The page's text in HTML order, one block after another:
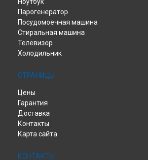
Парогенератор
Посудомоечная машина
Стиральная машина
Телевизор
Холодильник
СТРАНИЦЫ
Цены
Гарантия
Доставка
Контакты
Карта сайта
КОНТАКТЫ